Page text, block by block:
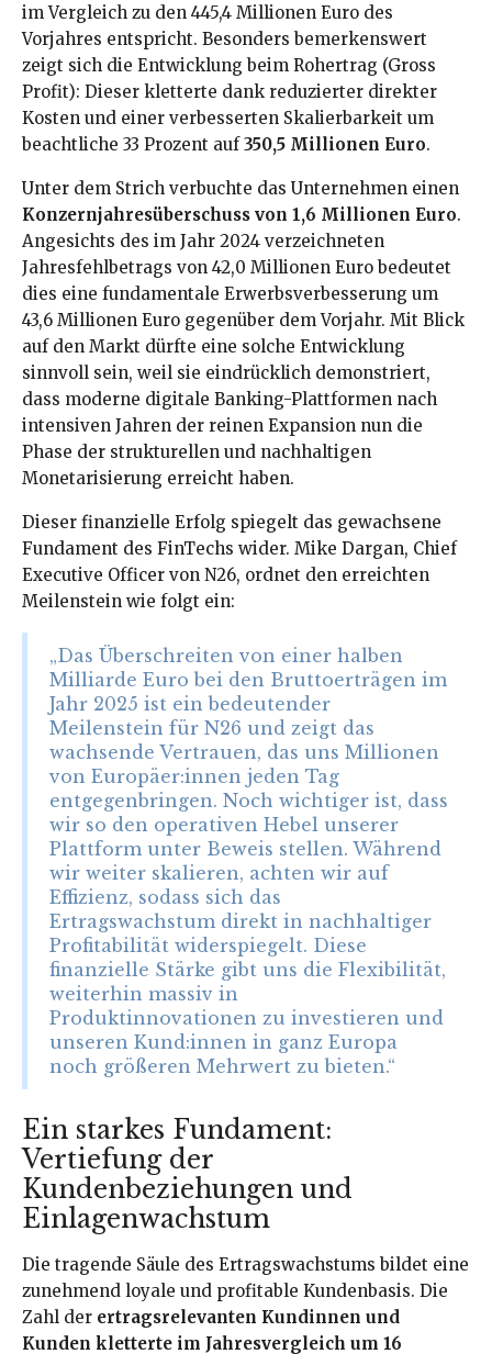
im Vergleich zu den 445,4 Millionen Euro des
Vorjahres entspricht. Besonders bemerkenswert
zeigt sich die Entwicklung beim Rohertrag (Gross
Profit): Dieser kletterte dank reduzierter direkter
Kosten und einer verbesserten Skalierbarkeit um
beachtliche 33 Prozent auf350,5 Millionen Euro.
Unter dem Strich verbuchte das Unternehmen einen
Konzernjahresüberschuss von 1,6 Millionen Euro.
Angesichts des im Jahr 2024 verzeichneten
Jahresfehlbetrags von 42,0 Millionen Euro bedeutet
dies eine fundamentale Erwerbsverbesserung um
43,6 Millionen Euro gegenüber dem Vorjahr. Mit Blick
auf den Markt dürfte eine solche Entwicklung
sinnvoll sein, weil sie eindrücklich demonstriert,
dass moderne digitale Banking-Plattformen nach
intensiven Jahren der reinen Expansion nun die
Phase der strukturellen und nachhaltigen
Monetarisierung erreicht haben.
Dieser finanzielle Erfolg spiegelt das gewachsene
Fundament des FinTechs wider. Mike Dargan, Chief
Executive Officer von N26, ordnet den erreichten
Meilenstein wie folgt ein:
„Das Überschreiten von einer halben
Milliarde Euro bei den Bruttoerträgen im
Jahr 2025 ist ein bedeutender
Meilenstein für N26 und zeigt das
wachsende Vertrauen, das uns Millionen
von Europäer:innen jeden Tag
entgegenbringen. Noch wichtiger ist, dass
wir so den operativen Hebel unserer
Plattform unter Beweis stellen. Während
wir weiter skalieren, achten wir auf
Effizienz, sodass sich das
Ertragswachstum direkt in nachhaltiger
Profitabilität widerspiegelt. Diese
finanzielle Stärke gibt uns die Flexibilität,
weiterhin massiv in
Produktinnovationen zu investieren und
unseren Kund:innen in ganz Europa
noch größeren Mehrwert zu bieten.“
Ein starkes Fundament:
Vertiefung der
Kundenbeziehungen und
Einlagenwachstum
Die tragende Säule des Ertragswachstums bildet eine
zunehmend loyale und profitable Kundenbasis. Die
Zahl der ertragsrelevanten Kundinnen und
Kunden kletterte im Jahresvergleich um 16